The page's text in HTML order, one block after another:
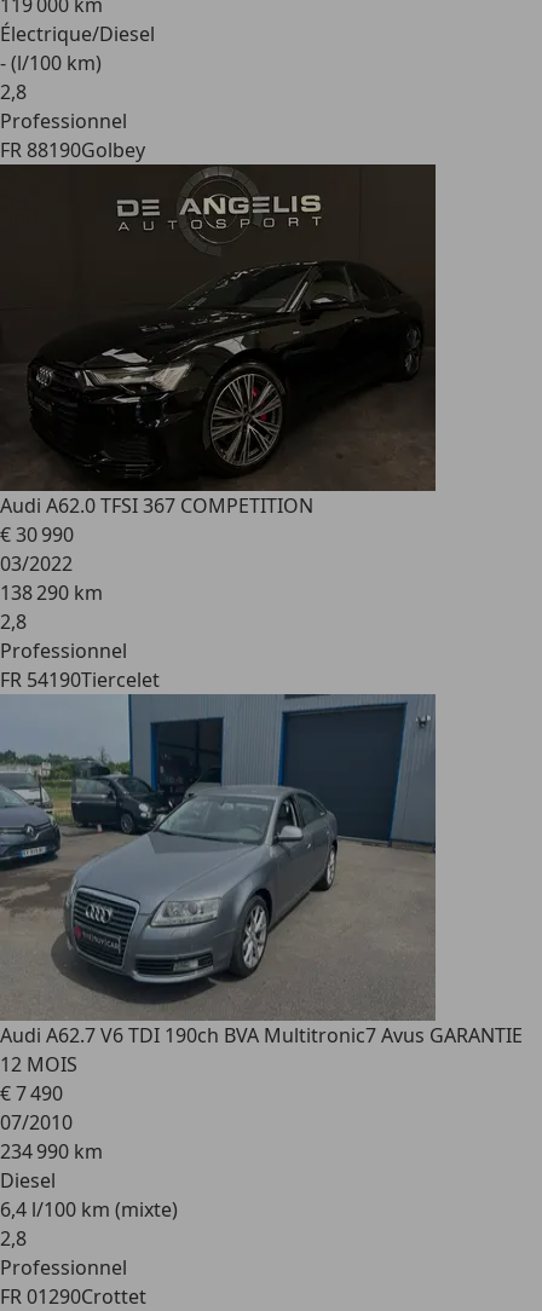
Électrique/Diesel
- (l/100 km)
2,8
Professionnel
FR 88190Golbey
Audi A62.0 TFSI 367 COMPETITION
€ 30 990
03/2022
138 290 km
2,8
Professionnel
FR 54190Tiercelet
Audi A62.7 V6 TDI 190ch BVA Multitronic7 Avus GARANTIE
12 MOIS
€ 7 490
07/2010
234 990 km
Diesel
6,4 l/100 km (mixte)
2,8
Professionnel
FR 01290Crottet